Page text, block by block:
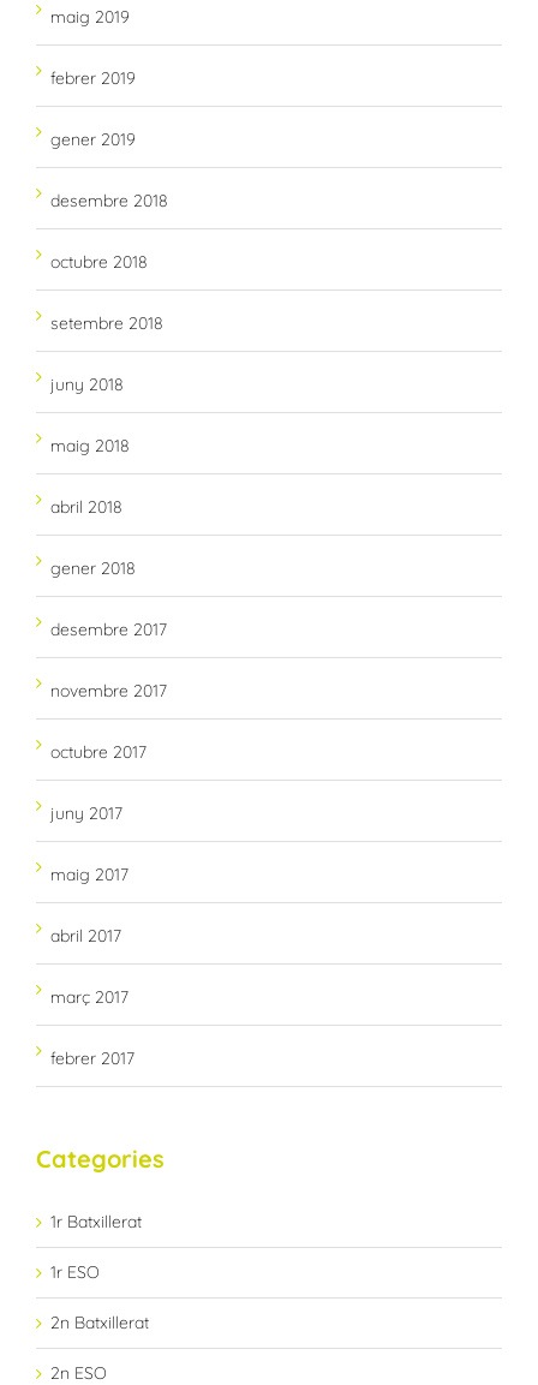
maig 2019
febrer 2019
gener 2019
desembre 2018
octubre 2018
setembre 2018
juny 2018
maig 2018
abril 2018
gener 2018
desembre 2017
novembre 2017
octubre 2017
juny 2017
maig 2017
abril 2017
març 2017
febrer 2017
Categories
1r Batxillerat
1r ESO
2n Batxillerat
2n ESO